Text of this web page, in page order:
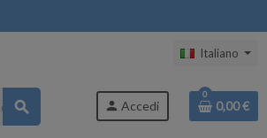
Italiano
search person Accedi
0
0,00 €